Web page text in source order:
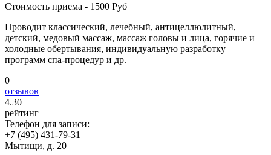
Стоимость приема - 1500 Руб
Проводит классический, лечебный, антицеллюлитный,
детский, медовый массаж, массаж головы и лица, горячие и
холодные обертывания, индивидуальную разработку
программ спа-процедур и др.
0
отзывов
4.30
рейтинг
Телефон для записи:
+7 (495) 431-79-31
Мытищи, д. 20